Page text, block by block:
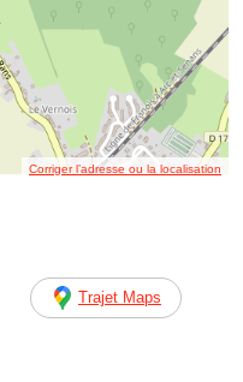
Corriger l’adresse ou la localisation
Trajet Maps